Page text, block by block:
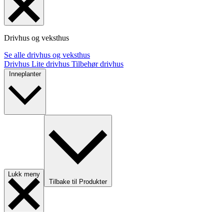
Drivhus og veksthus
Se alle drivhus og veksthus
Drivhus Lite drivhus Tilbehør drivhus
Inneplanter
Lukk meny
Tilbake til Produkter